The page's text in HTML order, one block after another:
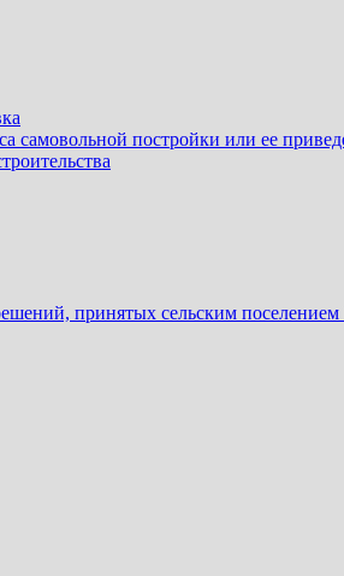
самовольной постройки или ее
принятых сельским поселением